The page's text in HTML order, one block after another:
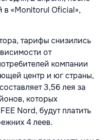
в «Monitorul Oficial»,
тарифы снизились
от
компании
центр и юг страны,
3,56 лея за
которых
Nord, будут платить
4 леев.